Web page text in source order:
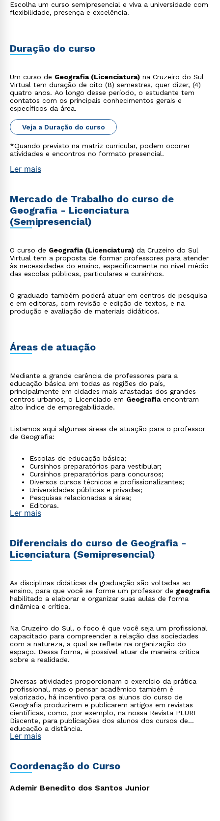
Escolha um curso semipresencial e viva a universidade com
flexibilidade, presença e excelência.
Duração do curso
Um curso de Geografia (Licenciatura) na Cruzeiro do Sul
Virtual tem duração de oito (8) semestres, quer dizer, (4)
quatro anos. Ao longo desse período, o estudante tem
contatos com os principais conhecimentos gerais e
específicos da área.
Veja a Duração do curso
*Quando previsto na matriz curricular, podem ocorrer
atividades e encontros no formato presencial.
Ler mais
Mercado de Trabalho do curso de
Geografia - Licenciatura
(Semipresencial)
O curso de Geografia (Licenciatura) da Cruzeiro do Sul
Virtual tem a proposta de formar professores para atender
às necessidades do ensino, especificamente no nível médio
das escolas públicas, particulares e cursinhos.
O graduado também poderá atuar em centros de pesquisa
e em editoras, com revisão e edição de textos, e na
produção e avaliação de materiais didáticos.
Áreas de atuação
Mediante a grande carência de professores para a
educação básica em todas as regiões do país,
principalmente em cidades mais afastadas dos grandes
centros urbanos, o Licenciado em Geografiaencontram
alto índice de empregabilidade.
Listamos aqui algumas áreas de atuação para o professor
de Geografia:
Escolas de educação básica;
Cursinhos preparatórios para vestibular;
Cursinhos preparatórios para concursos;
Diversos cursos técnicos e profissionalizantes;
Universidades públicas e privadas;
Pesquisas relacionadas a área;
Editoras.
Ler mais
Diferenciais do curso de Geografia -
Licenciatura (Semipresencial)
As disciplinas didáticas da graduação são voltadas ao
ensino, para que você se forme um professor de geografia
habilitado a elaborar e organizar suas aulas de forma
dinâmica e crítica.
Na Cruzeiro do Sul, o foco é que você seja um profissional
capacitado para compreender a relação das sociedades
com a natureza, a qual se reflete na organização do
espaço. Dessa forma, é possível atuar de maneira crítica
sobre a realidade.
Diversas atividades proporcionam o exercício da prática
profissional, mas o pensar acadêmico também é
valorizado, há incentivo para os alunos do curso de
Geografia produzirem e publicarem artigos em revistas
científicas, como, por exemplo, na nossa Revista PLURI
Discente, para publicações dos alunos dos cursos de
educação a distância.
Ler mais
Coordenação do Curso
Ademir Benedito dos Santos Junior
Rápido e fácil
WhatsApp